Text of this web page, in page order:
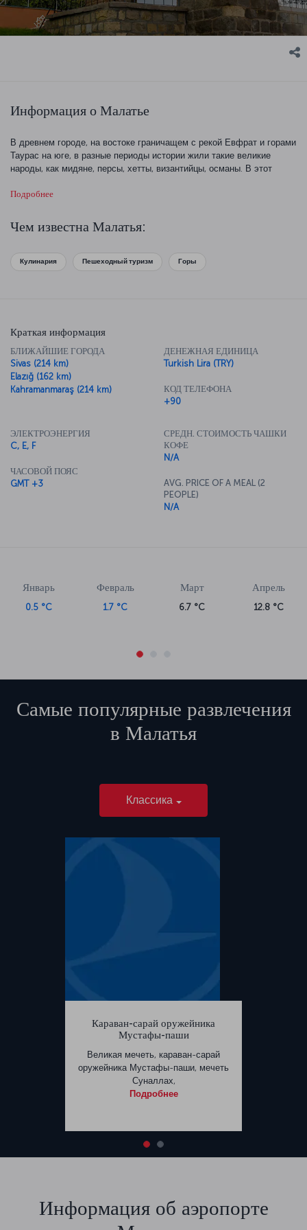
Информация о Малатье
В древнем городе, на востоке граничащем с рекой Евфрат и горами
Таурас на юге, в разные периоды истории жили такие великие
народы, как мидяне, персы, хетты, византийцы, османы. В этот
Подробнее
Чем известна Малатья:
Кулинария Пешеходный туризм Горы
Краткая информация
БЛИЖАЙШИЕ ГОРОДА
Sivas (214 km)
Elazığ (162 km)
Kahramanmaraş (214 km)
ДЕНЕЖНАЯ ЕДИНИЦА
Turkish Lira (TRY)
КОД ТЕЛЕФОНА
+90
ЭЛЕКТРОЭНЕРГИЯ
C, E, F
ЧАСОВОЙ ПОЯС
GMT +3
СРЕДН. СТОИМОСТЬ ЧАШКИ
КОФЕ
N/A
AVG. PRICE OF A MEAL (2
PEOPLE)
N/A
Январь
0.5 °C
Февраль
1.7 °C
Март
6.7 °C
Апрель
12.8 °C
Самые популярные развлечения
в Малатья
Классика
Караван-сарай оружейника
Мустафы-паши
Великая мечеть, караван-сарай
оружейника Мустафы-паши, мечеть
Суналлах,
Подробнее
Информация об аэропорте